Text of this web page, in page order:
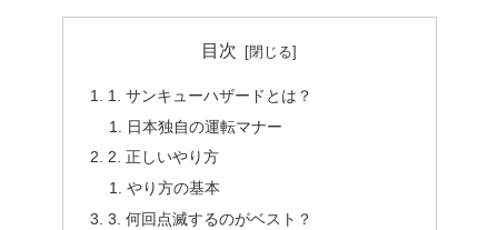
目次
1. サンキューハザードとは？
日本独自の運転マナー
2. 正しいやり方
やり方の基本
3. 何回点滅するのがベスト？